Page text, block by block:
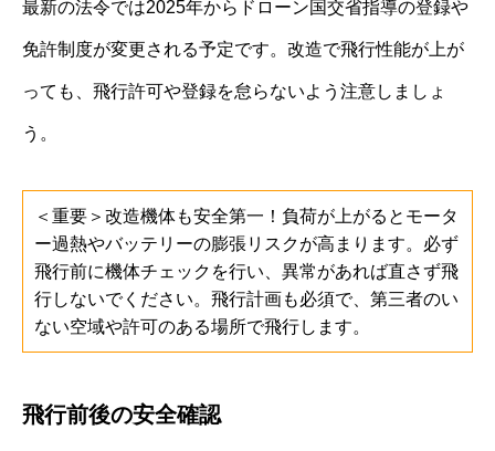
最新の法令では2025年からドローン国交省指導の登録や
免許制度が変更される予定です。改造で飛行性能が上が
っても、飛行許可や登録を怠らないよう注意しましょ
う。
＜重要＞改造機体も安全第一！負荷が上がるとモータ
ー過熱やバッテリーの膨張リスクが高まります。必ず
飛行前に機体チェックを行い、異常があれば直さず飛
行しないでください。飛行計画も必須で、第三者のい
ない空域や許可のある場所で飛行します。
飛行前後の安全確認